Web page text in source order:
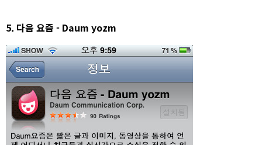
5. 다음 요즘 - Daum yozm